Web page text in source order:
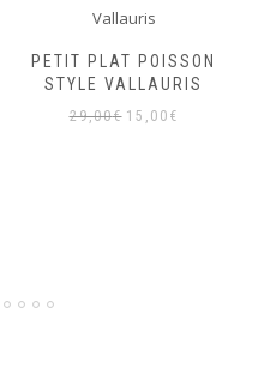
PETIT PLAT POISSON
STYLE VALLAURIS
29,00€ Le
15,00 €